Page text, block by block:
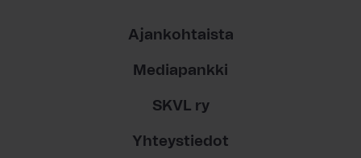
Ajankohtaista
Mediapankki
SKVL ry
Yhteystiedot